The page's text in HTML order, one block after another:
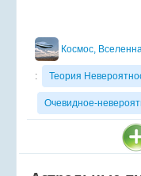
Космос,
: Теория
Очевидное-